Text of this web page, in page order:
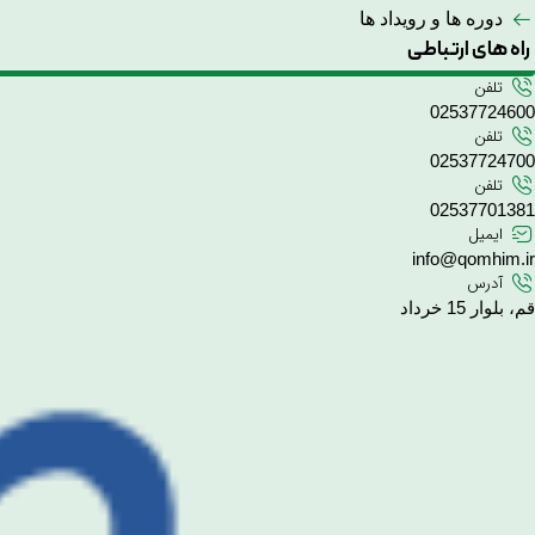
دوره ها و رویداد ها
راه های ارتباطی
تلفن
02537724600
تلفن
02537724700
تلفن
02537701381
ایمیل
info@qomhim.ir
آدرس
قم، بلوار 15 خرداد